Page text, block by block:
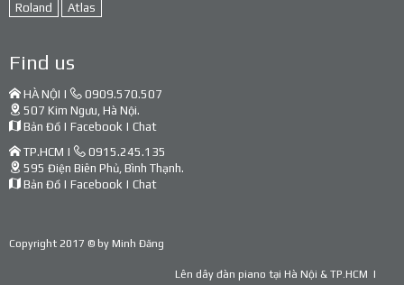
Roland
Atlas
Find us
HÀ NỘI |
0909.570.507
507 Kim Ngưu, Hà Nội.
Bản Đồ | Facebook | Chat
TP.HCM |
0915.245.135
595 Điện Biên Phủ, Bình Thạnh.
Bản Đồ | Facebook | Chat
Copyright 2017 © by Minh Đăng
Lên dây đàn piano tại Hà Nội & TP.HCM